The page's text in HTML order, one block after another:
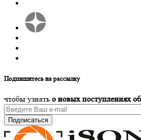
Подпишитесь на рассылку
чтобы узнать о новых поступлениях
Подписаться